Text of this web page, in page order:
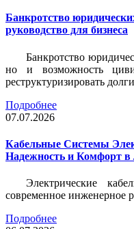
Банкротство
руководство для бизнеса
Банкротство
но и возможность
реструктуризировать долги
Подробнее
07.07.2026
Кабельные Системы
Надежность и Комфорт
Электрические
современное инженерное
Подробнее